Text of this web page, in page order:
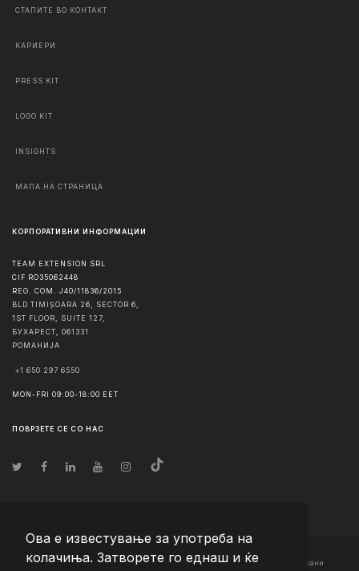
Ова е известување за употреба на
колачиња. Затворете го еднаш и ќе
СТАПИТЕ ВО КОНТАКТ
КАРИЕРИ
PRESS KIT
LOGO KIT
INSIGHTS
МАПА НА СТРАНИЦА
КОРПОРАТИВНИ ИНФОРМАЦИИ
TEAM EXTENSION SRL
CIF RO35062448
REG. COM. J40/11836/2015
BLD TIMIȘOARA 26, SECTOR 6,
1ST FLOOR, SUITE 127,
БУХАРЕСТ
061331
РОМАНИЈА
+1 650 297 6550
MON-FRI 09:00-18:00 EET
ПОВРЗЕТЕ СЕ СО НАС
© Авторско право2026 Team Extension Macedonia - Сите права задржани